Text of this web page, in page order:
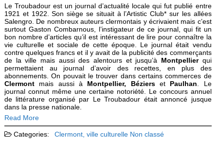
Le Troubadour est un journal d’actualité locale qui fut publié entre
1921 et 1922. Son siège se situait à l’Artistic Club* sur les allées
Salengro. De nombreux auteurs clermontais y écrivaient mais c’est
surtout Gaston Combarnous, l’instigateur de ce journal, qui fit un
bon nombre d’articles qu’il est intéressant de lire pour connaître la
vie culturelle et sociale de cette époque. Le journal était vendu
contre quelques francs et il y avait de la publicité des commerçants
de la ville mais aussi des alentours et jusqu’à Montpellierqui
permettaient au journal d’avoir des recettes, en plus des
abonnements. On pouvait le trouver dans certains commerces de
Clermontmais aussi à Montpellier, Béziers et Paulhan. Le
journal connut même une certaine notoriété. Le concours annuel
de littérature organisé par Le Troubadour était annoncé jusque
dans la presse nationale.
Read More
Categories: Clermont, ville culturelle Non classé